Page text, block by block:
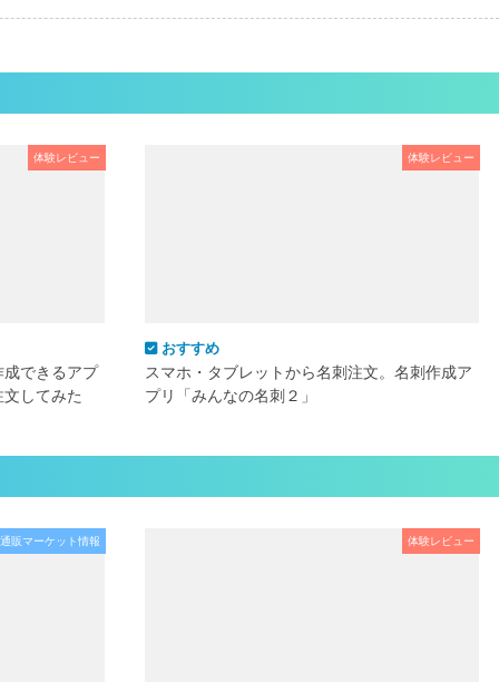
体験レビュー
できるアプ
してみた
体験レビュー
おすすめ
スマホ・タブレットから名刺注文。名刺作成ア
プリ「みんなの名刺２」
販マーケット情報 体験レビュー